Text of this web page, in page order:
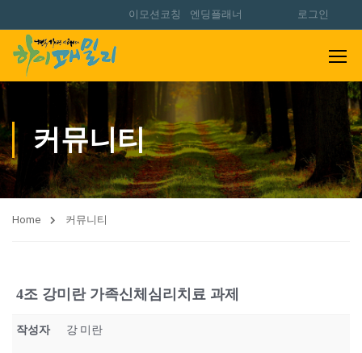
이모션코칭 엔딩플래너 로그인
커뮤니티
Home 커뮤니티
4조 강미란 가족신체심리치료 과제
작성자 강 미란